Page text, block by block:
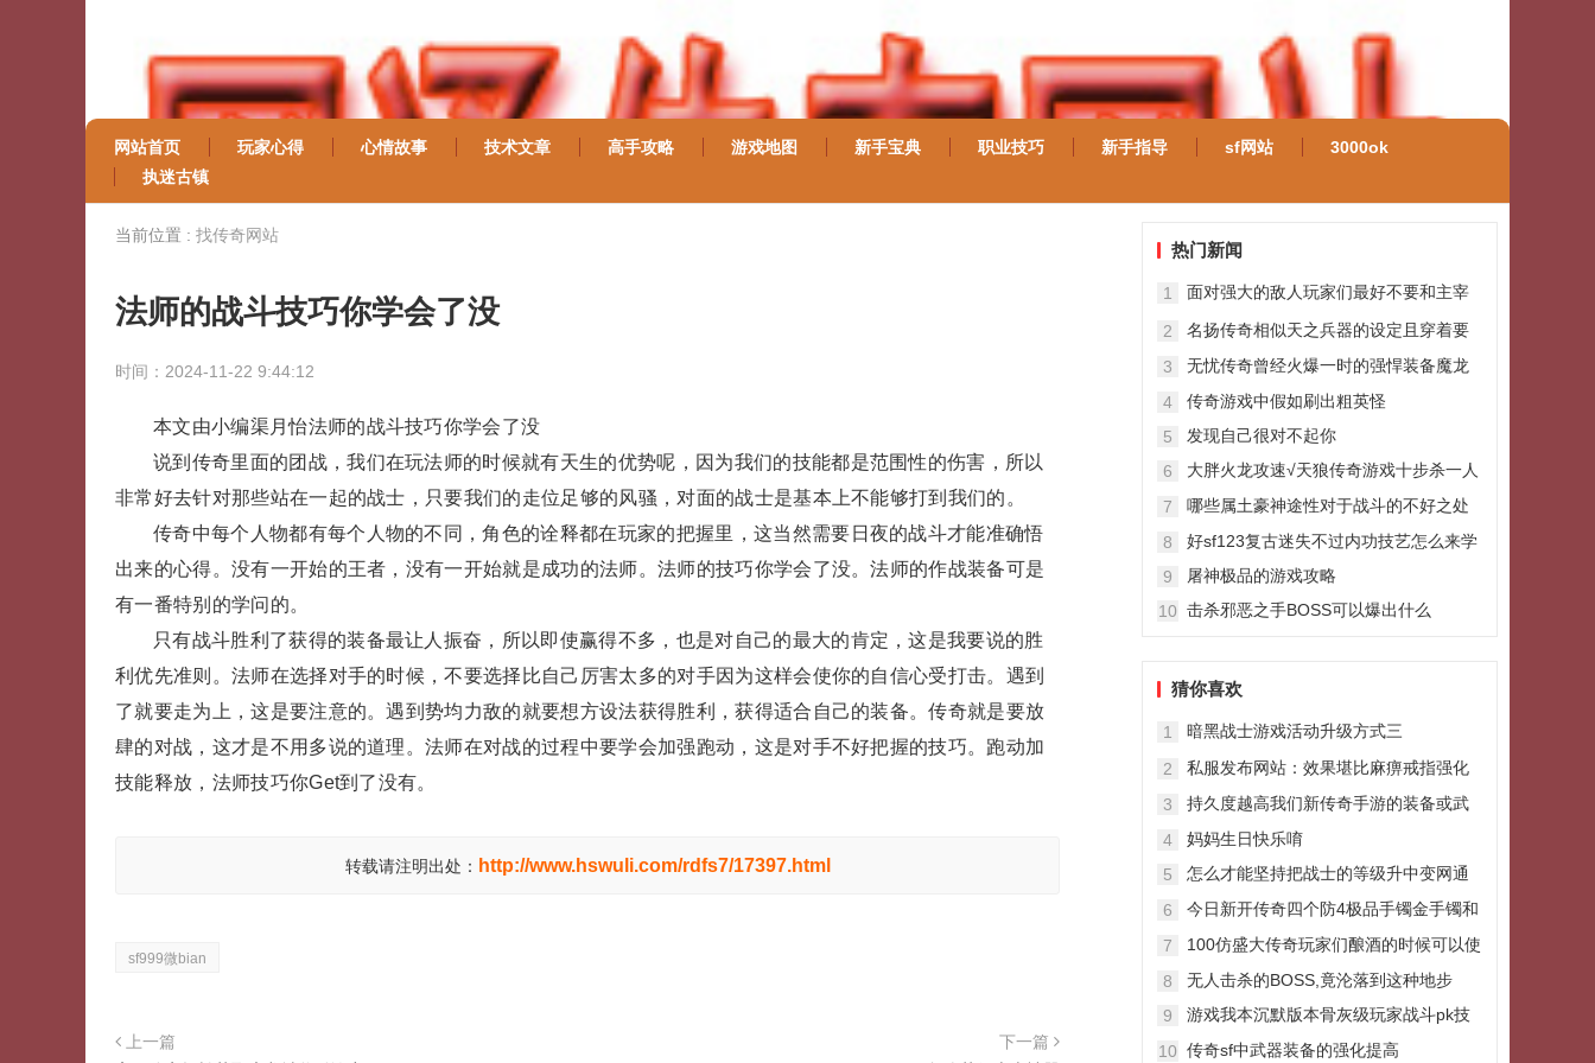
网站首页 玩家心得 心情故事 技术文章 高手攻略 游戏地图 新手宝典 职业技巧 新手指导 sf网站
3000ok
执迷古镇
当前位置 : 找传奇网站
法师的战斗技巧你学会了没
时间：2024-11-22 9:44:12
本文由小编渠月怡法师的战斗技巧你学会了没
说到传奇里面的团战，我们在玩法师的时候就有天生的优势呢，因为我们的技能都是范围性的伤害，所以
非常好去针对那些站在一起的战士，只要我们的走位足够的风骚，对面的战士是基本上不能够打到我们的。
传奇中每个人物都有每个人物的不同，角色的诠释都在玩家的把握里，这当然需要日夜的战斗才能准确悟
出来的心得。没有一开始的王者，没有一开始就是成功的法师。法师的技巧你学会了没。法师的作战装备可是
有一番特别的学问的。
只有战斗胜利了获得的装备最让人振奋，所以即使赢得不多，也是对自己的最大的肯定，这是我要说的胜
利优先准则。法师在选择对手的时候，不要选择比自己厉害太多的对手因为这样会使你的自信心受打击。遇到
了就要走为上，这是要注意的。遇到势均力敌的就要想方设法获得胜利，获得适合自己的装备。传奇就是要放
肆的对战，这才是不用多说的道理。法师在对战的过程中要学会加强跑动，这是对手不好把握的技巧。跑动加
技能释放，法师技巧你Get到了没有。
转载请注明出处： http://www.hswuli.com/rdfs7/17397.html
sf999微bian
上一篇
下一篇
热门新闻
1
面对强大的敌人玩家们最好不要和主宰
2
名扬传奇相似天之兵器的设定且穿着要
3
无忧传奇曾经火爆一时的强悍装备魔龙
4
传奇游戏中假如刷出粗英怪
5
发现自己很对不起你
6
大胖火龙攻速√天狼传奇游戏十步杀一人
7
哪些属土豪神途性对于战斗的不好之处
8
好sf123复古迷失不过内功技艺怎么来学
9
屠神极品的游戏攻略
10 击杀邪恶之手BOSS可以爆出什么
猜你喜欢
1
暗黑战士游戏活动升级方式三
2
私服发布网站：效果堪比麻痹戒指强化
3
持久度越高我们新传奇手游的装备或武
4
妈妈生日快乐唷
5
怎么才能坚持把战士的等级升中变网通
6
今日新开传奇四个防4极品手镯金手镯和
7
100仿盛大传奇玩家们酿酒的时候可以使
8
无人击杀的BOSS,竟沦落到这种地步
9
游戏我本沉默版本骨灰级玩家战斗pk技
10 传奇sf中武器装备的强化提高